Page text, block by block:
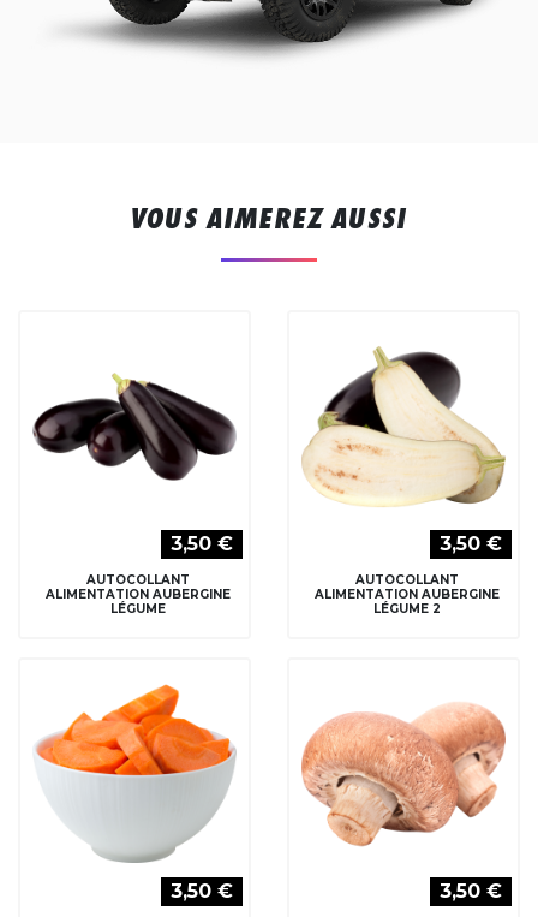
VOUS AIMEREZ AUSSI
3,50 €
AUTOCOLLANT
ALIMENTATION AUBERGINE
LÉGUME
3,50 €
AUTOCOLLANT
ALIMENTATION AUBERGINE
LÉGUME 2
3,50 € 3,50 €